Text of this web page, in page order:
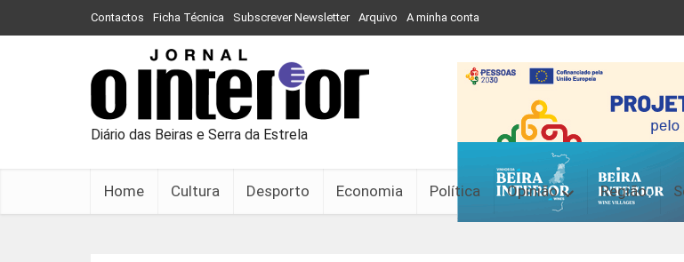
Contactos Ficha Técnica Subscrever Newsletter Arquivo A minha conta
Diário das Beiras e Serra da Estrela
Home Cultura Desporto Economia Política Opinião Região